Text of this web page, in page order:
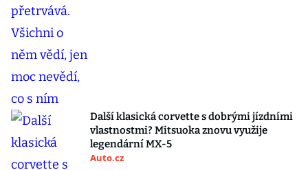
Další klasická corvette s dobrými jízdními
vlastnostmi? Mitsuoka znovu využije
legendární MX-5
Auto.cz